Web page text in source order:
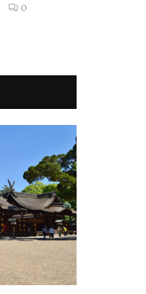
0